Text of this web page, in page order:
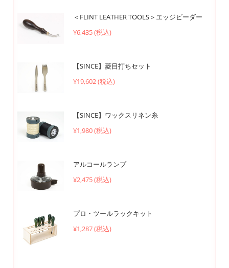
＜FLINT LEATHER TOOLS＞エッジビーダー
¥6,435 (税込)
【SINCE】菱目打ちセット
¥19,602 (税込)
【SINCE】ワックスリネン糸
¥1,980 (税込)
アルコールランプ
¥2,475 (税込)
プロ・ツールラックキット
¥1,287 (税込)